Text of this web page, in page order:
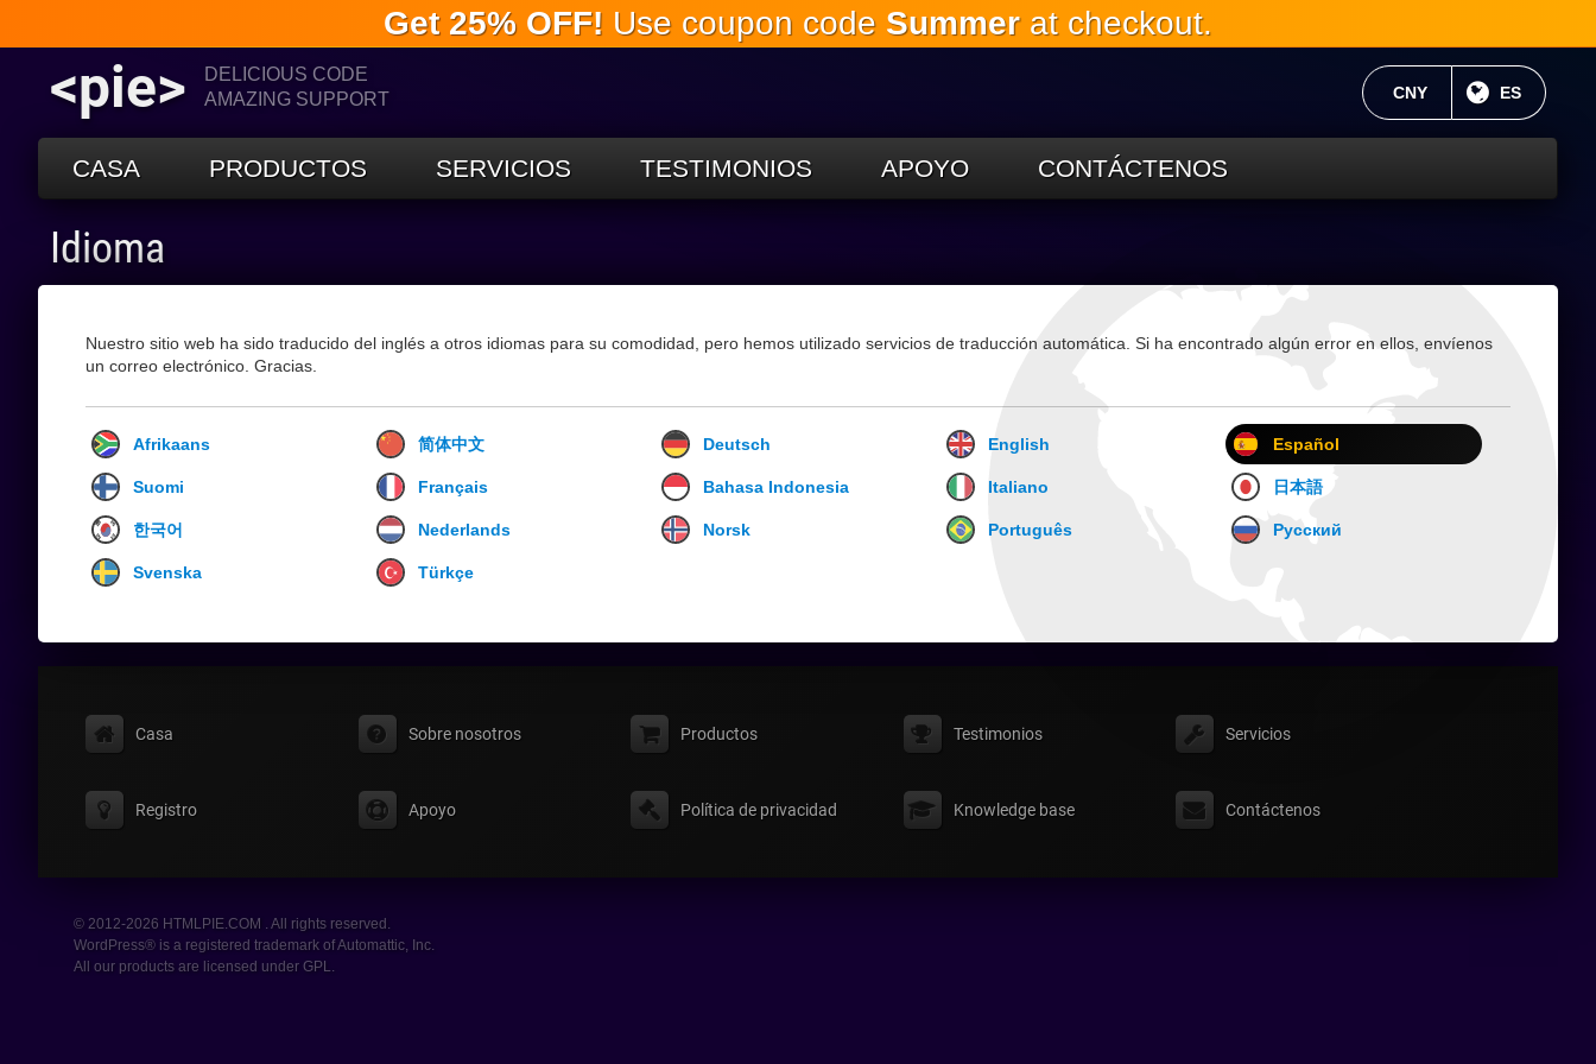
Saltar al
contenido
Get 25% OFF! Use coupon code Summerat checkout.
<pie>
DELICIOUS CODE
AMAZING SUPPORT
IDIOMA
ES
MONEDA ACTUAL:
CNY
CASA PRODUCTOS SERVICIOS TESTIMONIOS APOYO CONTÁCTENOS
Idioma
Nuestro sitio web ha sido traducido del inglés a otros idiomas para su comodidad, pero hemos utilizado servicios de traducción automática. Si ha encontrado algún error en ellos, envíenos
un correo electrónico. Gracias.
Afrikaans 简体中文 Deutsch English Español
Suomi Français Bahasa Indonesia Italiano 日本語
한국어 Nederlands Norsk Português Русский
Svenska Türkçe
Casa Sobre nosotros Productos Testimonios Servicios
Registro Apoyo Política de privacidad Knowledge base Contáctenos
© 2012-2026 HTMLPIE.COM . All rights reserved.
WordPress® is a registered trademark of Automattic, Inc.
All our products are licensed under GPL.